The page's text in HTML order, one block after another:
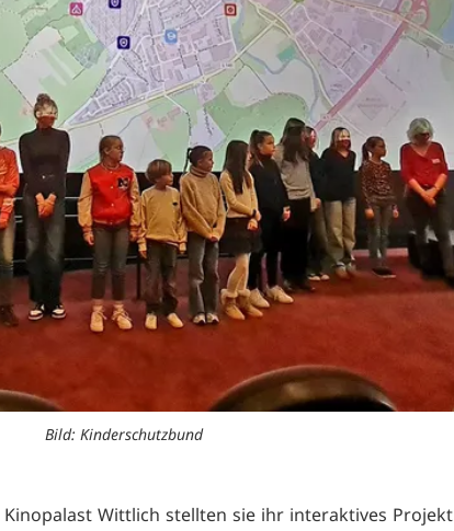
Bild: Kinderschutzbund
Wittlich stellten sie ihr interaktives Projekt